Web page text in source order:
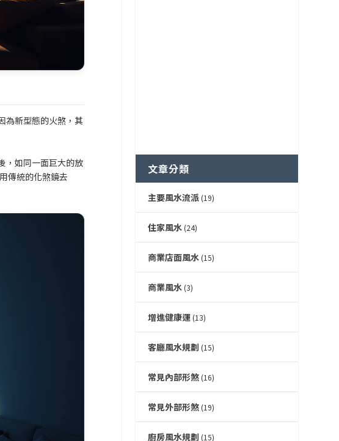
為新型態的火煞，其
，如同一面巨大的放
傳統的化煞鏡去
文章分類
主要風水流派(19)
住家風水(24)
商業店面風水(15)
商業風水(3)
增進健康運(13)
客廳風水規劃 (15)
常見內部形煞(16)
常見外部形煞(19)
廚房風水規劃 (15)